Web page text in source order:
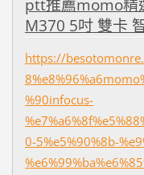
ptt推薦momo精
M370 5吋 雙卡
https://
%90infocus-
0-5%e5%90%8b-